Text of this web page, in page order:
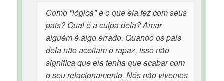
Como "lógica" e o que ela fez com seus
pais? Qual é a culpa dela? Amar
alguém é algo errado. Quando os pais
dela não aceitam o rapaz, isso não
significa que ela tenha que acabar com
o seu relacionamento. Nós não vivemos